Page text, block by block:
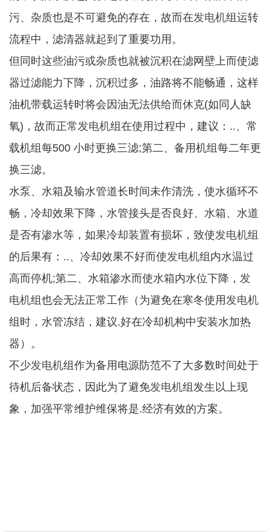
污、杂质也是不可避免的存在，故而在发电机组运转
流程中，滤清器就起到了重要功用。
但同时这些油污或杂质也就被沉积在滤网壁上而使滤
器过滤能力下降，沉积过多，油路将不能畅通，这样
油机带载运转时将会因油无法供给而休克(如同人缺
氧)，故而正常发电机组在使用过程中，建议：..、常
载机组每500 小时更换三滤;第二、备用机组每二年更
换三滤。
水泵、水箱及输水管道长时间未作清洗，使水循环不
畅，冷却效果下降，水管接头是否良好、水箱、水道
是否有渗水等，如果冷却装置有损坏，致使发电机组
的后果有：..、冷却效果不好而使发电机组内水温过
高而停机;第二、水箱渗水而使水箱内水位下降， 发
电机组也会无法正常工作（为避免在寒冬使用发电机
组时，水管冻结，建议.好在冷却机构中安装水加热
器）。
不少发电机组作为备用电源防范不了大多数时间处于
待机后备状态，因此为了避免发电机组发生以上现
象，加强平常维护维保将是.经济有效的方案。